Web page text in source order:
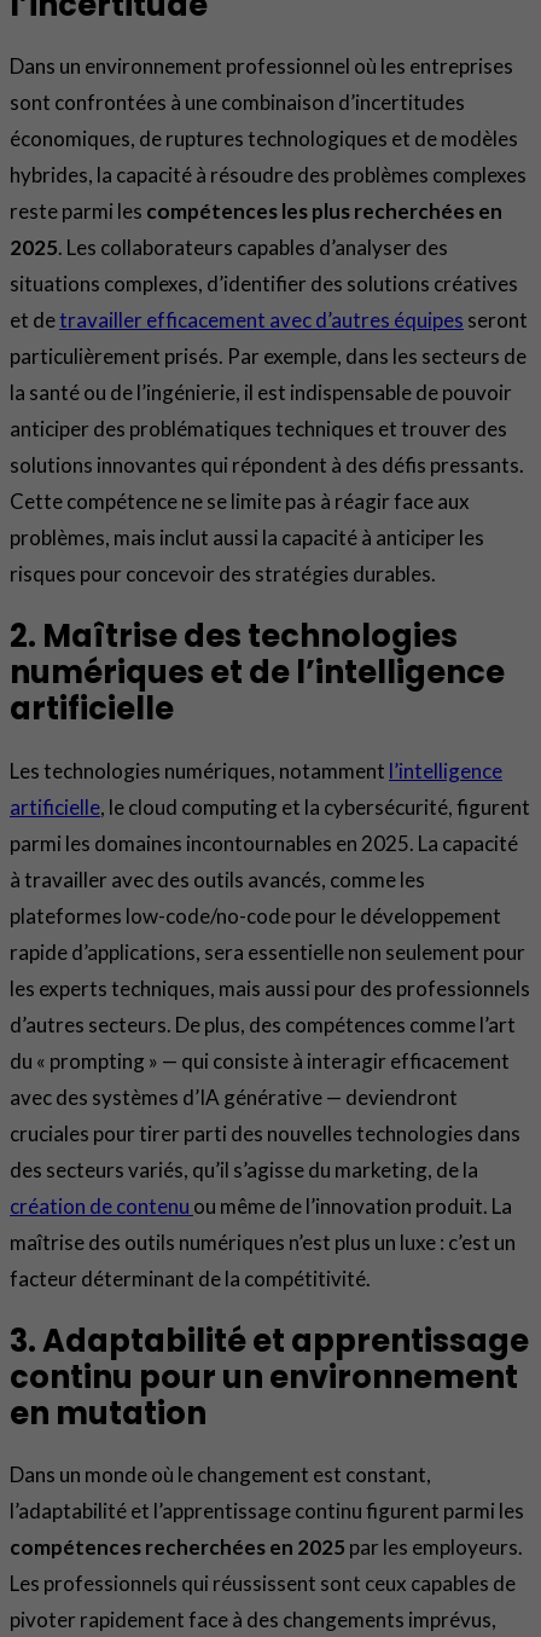
Dans un environnement professionnel où les entreprises
sont confrontées à une combinaison d’incertitudes
économiques, de ruptures technologiques et de modèles
hybrides, la capacité à résoudre des problèmes complexes
reste parmi les compétences les plus recherchées en
2025. Les collaborateurs capables d’analyser des
situations complexes, d’identifier des solutions créatives
et detravailler efficacement avec d’autres équipes seront
particulièrement prisés. Par exemple, dans les secteurs de
la santé ou de l’ingénierie, il est indispensable de pouvoir
anticiper des problématiques techniques et trouver des
solutions innovantes qui répondent à des défis pressants.
Cette compétence ne se limite pas à réagir face aux
problèmes, mais inclut aussi la capacité à anticiper les
risques pour concevoir des stratégies durables.
2. Maîtrise des technologies
numériques et de l’intelligence
artificielle
Les technologies numériques, notamment l’intelligence
artificielle, le cloud computing et la cybersécurité, figurent
parmi les domaines incontournables en 2025. La capacité
à travailler avec des outils avancés, comme les
plateformes low-code/no-code pour le développement
rapide d’applications, sera essentielle non seulement pour
les experts techniques, mais aussi pour des professionnels
d’autres secteurs. De plus, des compétences comme l’art
du « prompting » — qui consiste à interagir efficacement
avec des systèmes d’IA générative — deviendront
cruciales pour tirer parti des nouvelles technologies dans
des secteurs variés, qu’il s’agisse du marketing, de la
création de contenu ou même de l’innovation produit. La
maîtrise des outils numériques n’est plus un luxe : c’est un
facteur déterminant de la compétitivité.
3. Adaptabilité et apprentissage
continu pour un environnement
en mutation
Dans un monde où le changement est constant,
l’adaptabilité et l’apprentissage continu figurent parmi les
compétences recherchées en 2025 par les employeurs.
Les professionnels qui réussissent sont ceux capables de
pivoter rapidement face à des changements imprévus,